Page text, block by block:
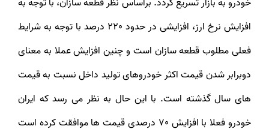
افزایش نرخ ارز، افزایشی در حدود 220 درصد با توجه به شرایط
فعلی مطلوب قطعه سازان است و چنین افزایش عملا به معنای
دوبرابر شدن قیمت اکثر خودروهای تولید داخل نسبت به قیمت
های سال گذشته است. با این حال به نظر می رسد که ایران
خودرو فعلا با افزایش 70 درصدی قیمت ها موافقت کرده است